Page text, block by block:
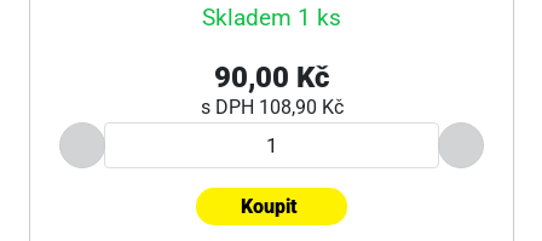
Skladem 1 ks
90,00 Kč
s DPH 108,90 Kč
Koupit